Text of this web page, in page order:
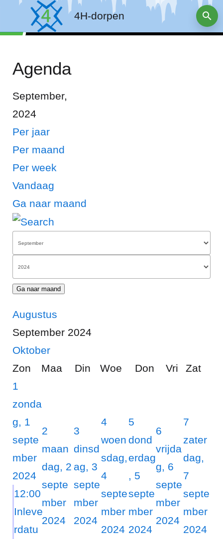
4H-dorpen
Agenda
September,
2024
Per jaar
Per maand
Per week
Vandaag
Ga naar maand
Ga naar maand
Augustus
September 2024
Oktober
Zon
Maa Din Woe Don Vri
Zat
1
zonda
g, 1
septe
mber
2024
12:00
Inleve
rdatu
2
maan
dag, 2
septe
mber
2024
3
dinsd
ag, 3
septe
mber
2024
4
woen
sdag,
4
septe
mber
2024
5
dond
erdag
, 5
septe
mber
2024
6
vrijda
g, 6
septe
mber
2024
7
zater
dag,
7
septe
mber
2024